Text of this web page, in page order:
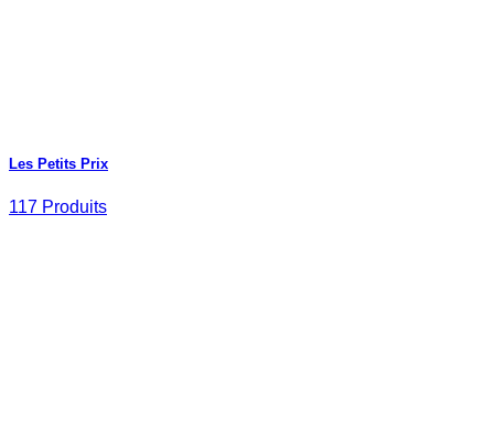
Les Petits Prix
117 Produits